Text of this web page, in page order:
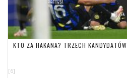
KTO ZA HAKANA? TRZECH KANDYDATÓW
[6]